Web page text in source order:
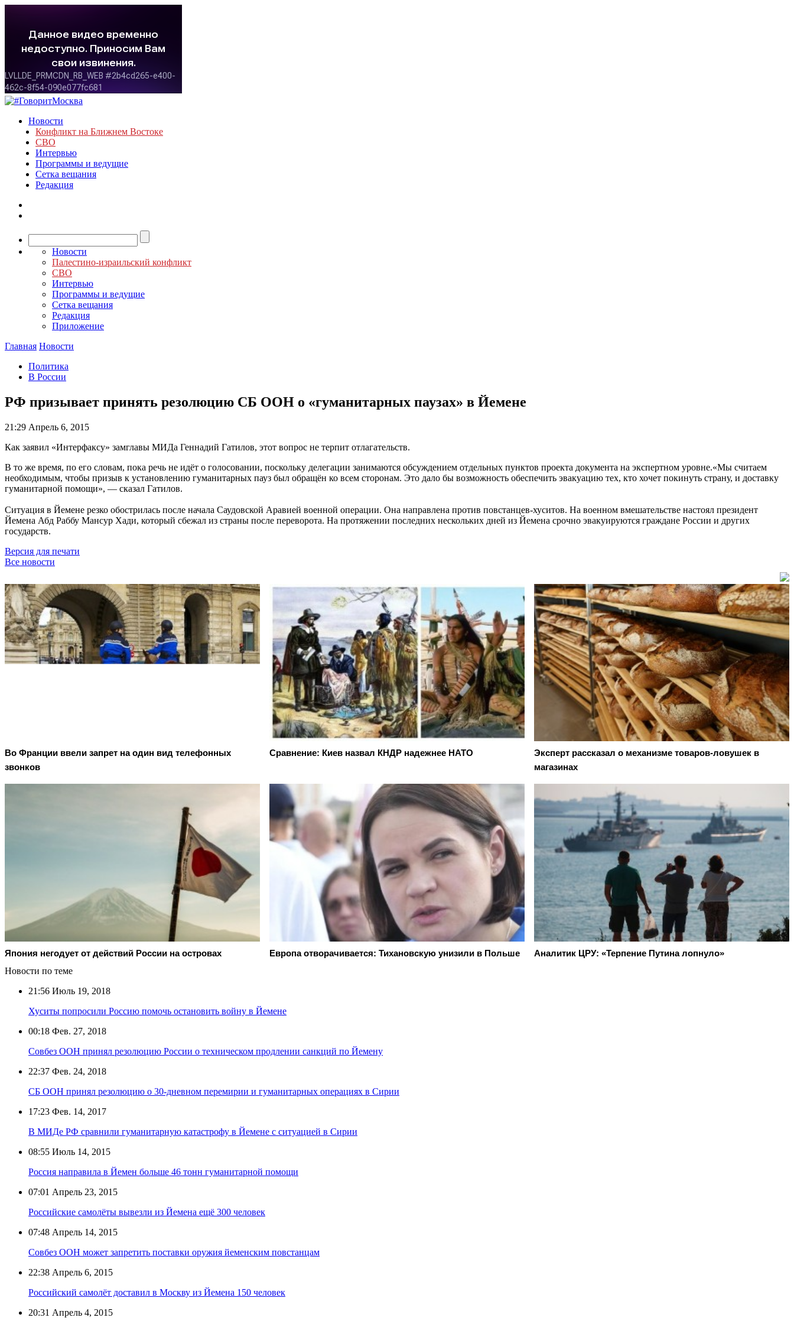
Новости
Конфликт на Ближнем Востоке
СВО
Интервью
Программы и ведущие
Сетка вещания
Редакция
Новости
Палестино-израильский конфликт
СВО
Интервью
Программы и ведущие
Сетка вещания
Редакция
Приложение
Главная Новости
Политика
В России
РФ призывает принять резолюцию СБ ООН о «гуманитарных паузах» в Йемене
21:29 Апрель 6, 2015
Как заявил «Интерфаксу» замглавы МИДа Геннадий Гатилов, этот вопрос не терпит отлагательств.
В то же время, по его словам, пока речь не идёт о голосовании, поскольку делегации занимаются обсуждением отдельных пунктов проекта документа на экспертном уровне.«Мы считаем
необходимым, чтобы призыв к установлению гуманитарных пауз был обращён ко всем сторонам. Это дало бы возможность обеспечить эвакуацию тех, кто хочет покинуть страну, и доставку
гуманитарной помощи», — сказал Гатилов.
Ситуация в Йемене резко обострилась после начала Саудовской Аравией военной операции. Она направлена против повстанцев-хуситов. На военном вмешательстве настоял президент
Йемена Абд Раббу Мансур Хади, который сбежал из страны после переворота. На протяжении последних нескольких дней из Йемена срочно эвакуируются граждане России и других
государств.
Версия для печати
Все новости
Во Франции ввели запрет на один вид телефонных
звонков
Сравнение: Киев назвал КНДР надежнее НАТО
Эксперт рассказал о механизме товаров-ловушек в
магазинах
Япония негодует от действий России на островах Европа отворачивается: Тихановскую унизили в Польше
Аналитик ЦРУ: «Терпение Путина лопнуло»
Новости по теме
21:56 Июль 19, 2018
Хуситы попросили Россию помочь остановить войну в Йемене
00:18 Фев. 27, 2018
Совбез ООН принял резолюцию России о техническом продлении санкций по Йемену
22:37 Фев. 24, 2018
СБ ООН принял резолюцию о 30-дневном перемирии и гуманитарных операциях в Сирии
17:23 Фев. 14, 2017
В МИДе РФ сравнили гуманитарную катастрофу в Йемене с ситуацией в Сирии
08:55 Июль 14, 2015
Россия направила в Йемен больше 46 тонн гуманитарной помощи
07:01 Апрель 23, 2015
Российские самолёты вывезли из Йемена ещё 300 человек
07:48 Апрель 14, 2015
Совбез ООН может запретить поставки оружия йеменским повстанцам
22:38 Апрель 6, 2015
Российский самолёт доставил в Москву из Йемена 150 человек
20:31 Апрель 4, 2015